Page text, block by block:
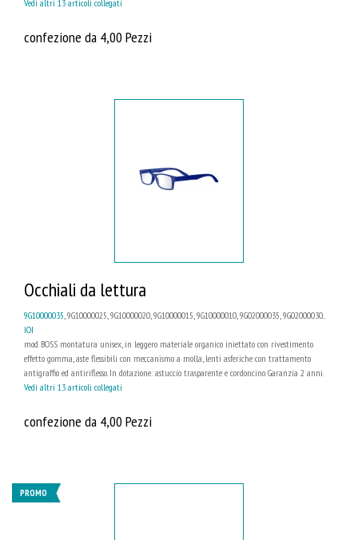
Vedi altri 13 articoli collegati
confezione da 4,00 Pezzi
Occhiali da lettura
9G10000035 , 9G10000025, 9G10000020, 9G10000015, 9G10000010, 9G02000035, 9G02000030...
IOI
mod. BOSS montatura unisex, in leggero materiale organico iniettato con rivestimento
effetto gomma, aste flessibili con meccanismo a molla, lenti asferiche con trattamento
antigraffio ed antiriflesso. In dotazione: astuccio trasparente e cordoncino. Garanzia 2 anni.
Vedi altri 13 articoli collegati
confezione da 4,00 Pezzi
PROMO